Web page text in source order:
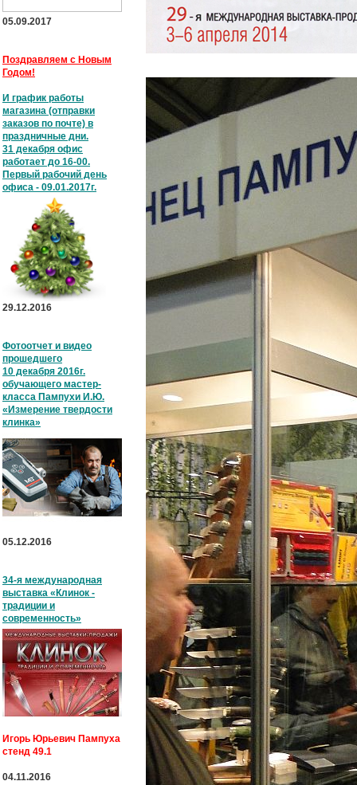
05.09.2017
Поздравляем с Новым
Годом!
И график работы
магазина (отправки
заказов по почте) в
праздничные дни.
31 декабря офис
работает до 16-00.
Первый рабочий день
офиса - 09.01.2017г.
29.12.2016
Фотоотчет и видео
прошедшего
10 декабря 2016г.
обучающего мастер-
класса Пампухи И.Ю.
«Измерение твердости
клинка»
05.12.2016
34-я международная
выставка «Клинок -
традиции и
современность»
Игорь Юрьевич Пампуха
стенд 49.1
04.11.2016